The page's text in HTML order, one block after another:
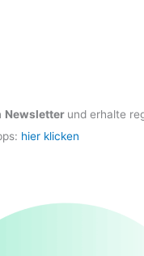
Newsletter und erhalte
hier klicken